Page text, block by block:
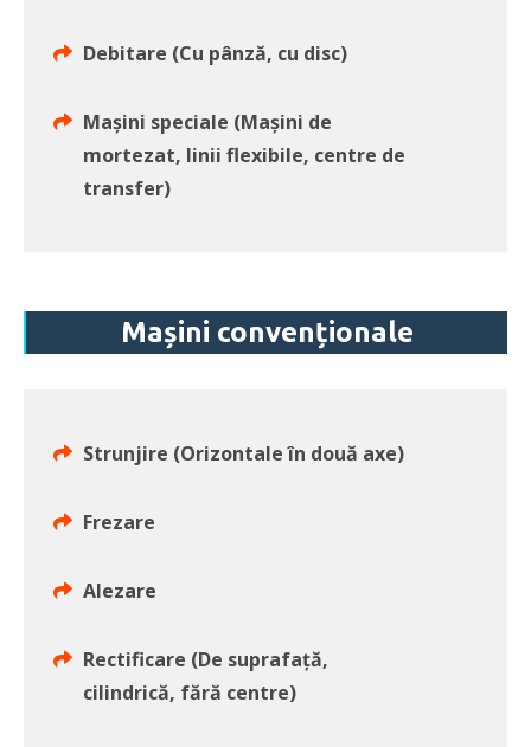
Debitare (Cu pânză, cu disc)
Mașini speciale (Mașini de
mortezat, linii flexibile, centre de
transfer)
Mașini convenționale
Strunjire (Orizontale în două axe)
Frezare
Alezare
Rectificare (De suprafață,
cilindrică, fără centre)